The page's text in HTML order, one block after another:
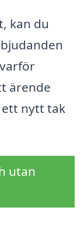
kan du
ärende
nytt tak
utan